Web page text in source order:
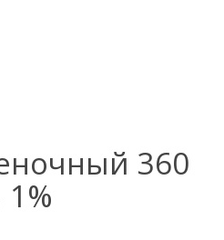
360